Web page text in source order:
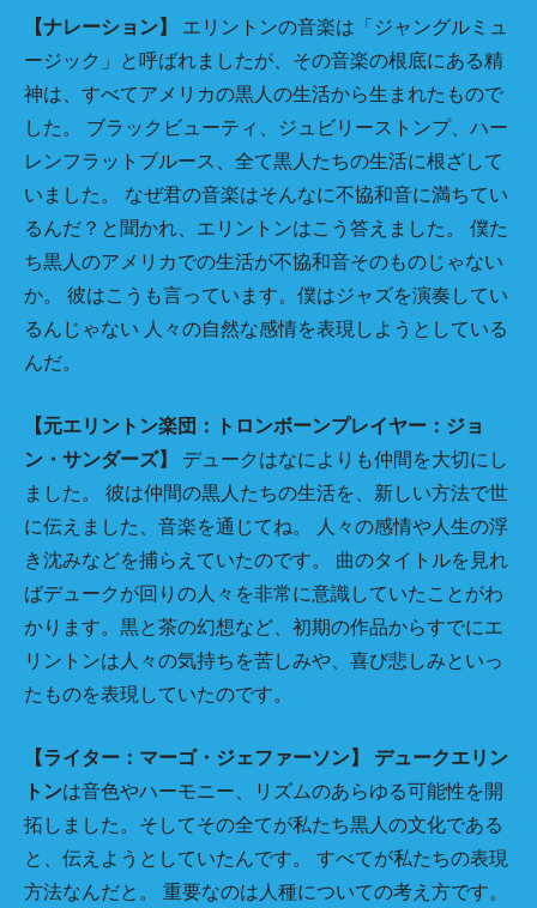
【ナレーション】
エリントンの音楽は「ジャングルミュ
ージック」と呼ばれましたが、その音楽の根底にある精
神は、すべてアメリカの黒人の生活から生まれたもので
した。 ブラックビューティ、ジュビリーストンプ、ハー
レンフラットブルース、全て黒人たちの生活に根ざして
いました。 なぜ君の音楽はそんなに不協和音に満ちてい
るんだ？と聞かれ、エリントンはこう答えました。 僕た
ち黒人のアメリカでの生活が不協和音そのものじゃない
か。 彼はこうも言っています。僕はジャズを演奏してい
るんじゃない 人々の自然な感情を表現しようとしている
んだ。
【元エリントン楽団：トロンボーンプレイヤー：ジョ
ン・サンダーズ】
デュークはなによりも仲間を大切にし
ました。 彼は仲間の黒人たちの生活を、新しい方法で世
に伝えました、音楽を通じてね。 人々の感情や人生の浮
き沈みなどを捕らえていたのです。 曲のタイトルを見れ
ばデュークが回りの人々を非常に意識していたことがわ
かります。黒と茶の幻想など、初期の作品からすでにエ
リントンは人々の気持ちを苦しみや、喜び悲しみといっ
たものを表現していたのです。
【ライター：マーゴ・ジェファーソン】
デュークエリン
トンは音色やハーモニー、リズムのあらゆる可能性を開
拓しました。そしてその全てが私たち黒人の文化である
と、伝えようとしていたんです。 すべてが私たちの表現
方法なんだと。 重要なのは人種についての考え方です。